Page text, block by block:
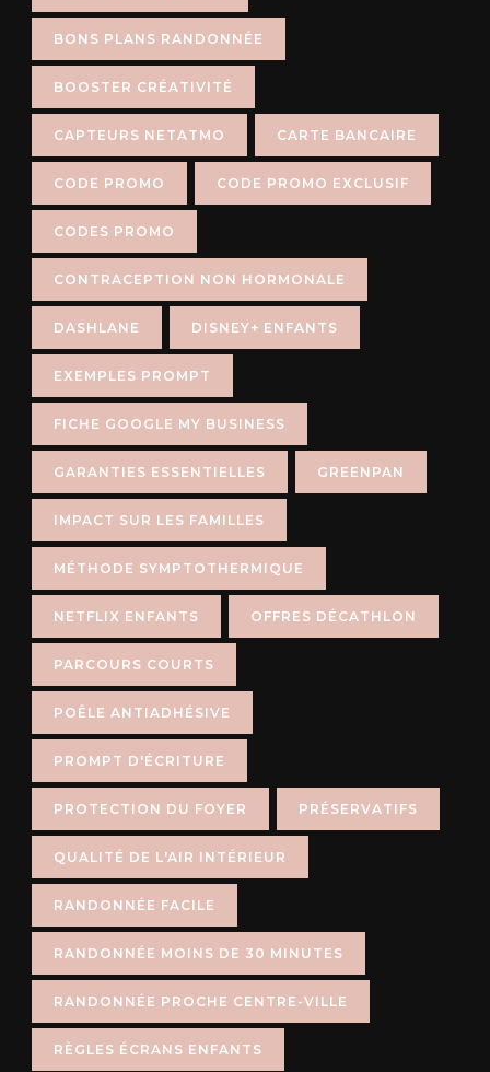
BONS PLANS RANDONNÉE
BOOSTER CRÉATIVITÉ
CAPTEURS NETATMO CARTE BANCAIRE
CODE PROMO CODE PROMO EXCLUSIF
CODES PROMO
CONTRACEPTION NON HORMONALE
DASHLANE DISNEY+ ENFANTS
EXEMPLES PROMPT
FICHE GOOGLE MY BUSINESS
GARANTIES ESSENTIELLES GREENPAN
IMPACT SUR LES FAMILLES
MÉTHODE SYMPTOTHERMIQUE
NETFLIX ENFANTS OFFRES DÉCATHLON
PARCOURS COURTS
POÊLE ANTIADHÉSIVE
PROMPT D'ÉCRITURE
PROTECTION DU FOYER PRÉSERVATIFS
QUALITÉ DE L'AIR INTÉRIEUR
RANDONNÉE FACILE
RANDONNÉE MOINS DE 30 MINUTES
RANDONNÉE PROCHE CENTRE-VILLE
RÈGLES ÉCRANS ENFANTS